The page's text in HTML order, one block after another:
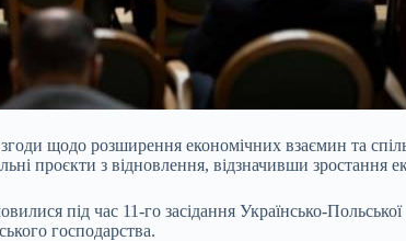
щодо розширення економічних взаємин та
проєкти з відновлення, відзначивши
під час 11-го засідання Українсько-
господарства.